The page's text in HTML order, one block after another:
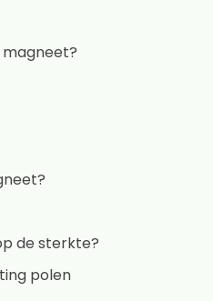
magneet?
de sterkte?
polen